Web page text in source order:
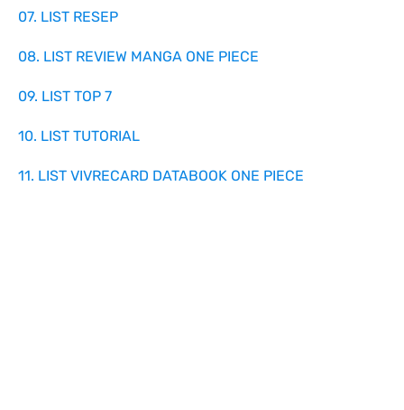
07. LIST RESEP
08. LIST REVIEW MANGA ONE PIECE
09. LIST TOP 7
10. LIST TUTORIAL
11. LIST VIVRECARD DATABOOK ONE PIECE